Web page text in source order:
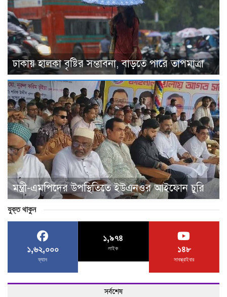
ঢাকায় হালকা বৃষ্টির সম্ভাবনা, বাড়তে পারে তাপমাত্রা
মন্ত্রী-এমপিদের উপস্থিতিতে ইউএনওর আইফোন চুরি
যুক্ত থাকুন
১,৬২,০০০
ফ্যান
১,৯৭৪
লাইক ১৪৮
সাবস্ক্রাইবার
সর্বশেষ